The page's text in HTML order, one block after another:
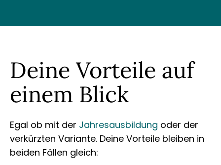
Deine Vorteile auf
einem Blick
Egal ob mit der Jahresausbildung oder der
verkürzten Variante. Deine Vorteile bleiben in
beiden Fällen gleich: